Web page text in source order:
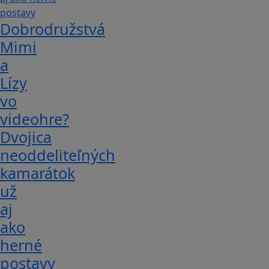
Dobrodružstvá
Mimi
a
Lízy
vo
videohre?
Dvojica
neoddeliteľných
kamarátok
už
aj
ako
herné
postavy